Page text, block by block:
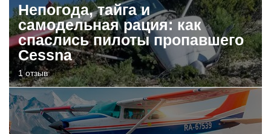
Непогода, тайга и
самодельная рация: как
спаслись пилоты пропавшего
Cessna
1 отзыв